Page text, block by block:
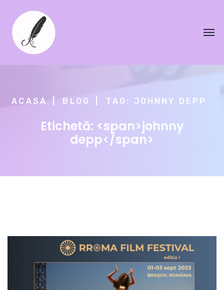
ACASA BLOG TAG: JOHNNY DEPP
Etichetă: <span>johnny
depp</span>